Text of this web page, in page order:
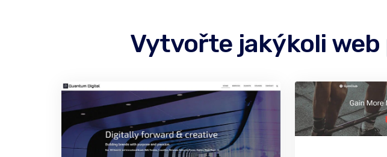
Vytvořte jakýkoli web